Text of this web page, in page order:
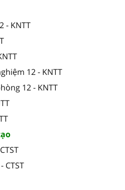
- KNTT
12 - KNTT
12 - KNTT
CTST